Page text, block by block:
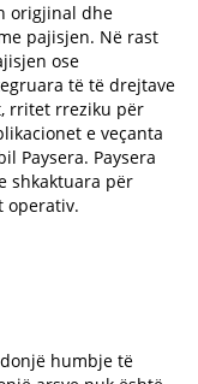
origjinal dhe
pajisjen. Në rast
ose
të të drejtave
rritet rreziku për
e veçanta
Paysera. Paysera
shkaktuara për
operativ.
humbje të